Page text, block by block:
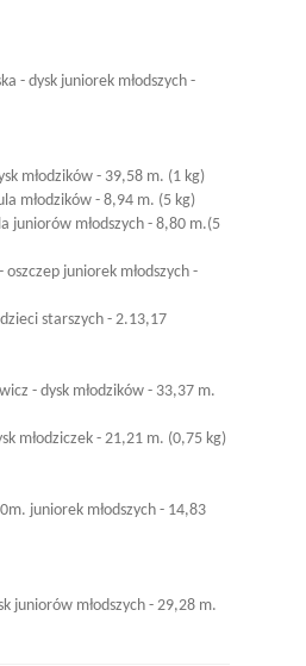
- dysk juniorek młodszych -
młodzików - 39,58 m. (1 kg)
młodzików - 8,94 m. (5 kg)
juniorów młodszych - 8,80 m.(5
oszczep juniorek młodszych -
starszych - 2.13,17
- dysk młodzików - 33,37 m.
młodziczek - 21,21 m. (0,75 kg)
juniorek młodszych - 14,83
juniorów młodszych - 29,28 m.